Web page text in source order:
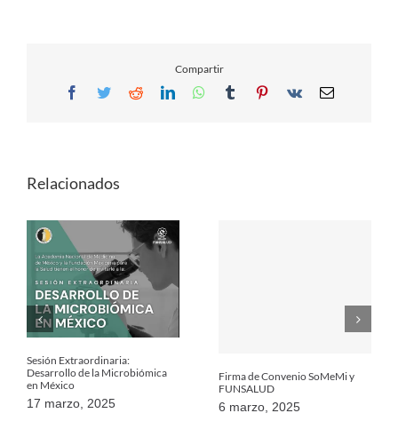
Compartir
Facebook
TwitterRedditLinkedInWhatsApp
TumblrPinterest
Vk Email
Relacionados
Sesión Extraordinaria:
Desarrollo de la Microbiómica
en México
17 marzo, 2025
Firma de Convenio SoMeMi y
FUNSALUD
6 marzo, 2025